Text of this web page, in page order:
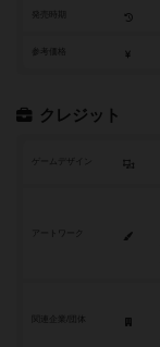
参考価格
クレジット
ゲームデザイン
アートワーク